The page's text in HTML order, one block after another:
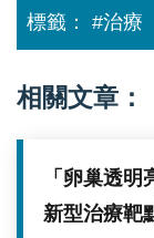
混
合
物
以
改
三
標籤： #治療
相關文章：
「卵巢透
新型治療靶